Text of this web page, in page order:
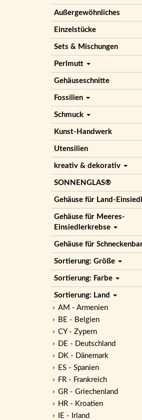
Außergewöhnliches
Einzelstücke
Sets & Mischungen
Perlmutt
Gehäuseschnitte
Fossilien
Schmuck
Kunst-Handwerk
Utensilien
kreativ & dekorativ
SONNENGLAS®
Gehäuse für Land-
Gehäuse für Meeres-
Einsiedlerkrebse
Gehäuse für
Sortierung: Größe
Sortierung: Farbe
Sortierung: Land
AM - Armenien
BE - Belgien
CY - Zypern
DE - Deutschland
DK - Dänemark
ES - Spanien
FR - Frankreich
GR - Griechenland
HR - Kroatien
IE - Irland